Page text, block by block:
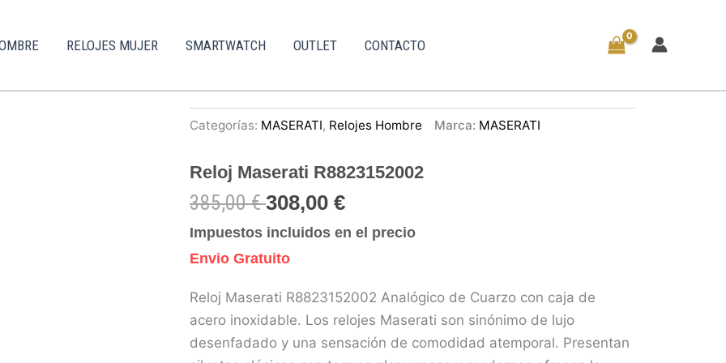
RELOJES MUJER SMARTWATCH OUTLET CONTACTO
Categorías: MASERATI, Relojes Hombre Marca: MASERATI
Reloj Maserati R8823152002
385,00€ 308,00 €
Impuestos incluidos en el precio
Envio Gratuito
Reloj Maserati R8823152002 Analógico de Cuarzo con caja de
acero inoxidable. Los relojes Maserati son sinónimo de lujo
desenfadado y una sensación de comodidad atemporal. Presentan